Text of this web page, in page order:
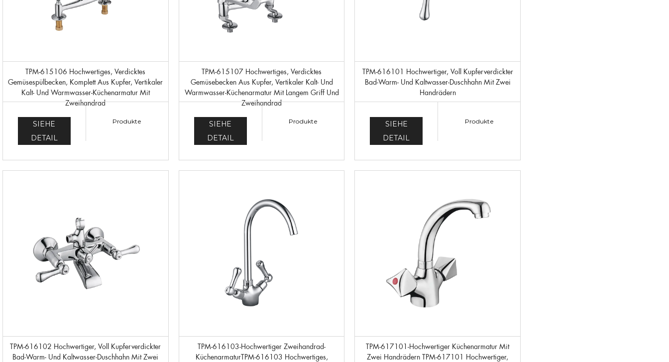
TPM-615106 Hochwertiges, Verdicktes
Gemüsespülbecken, Komplett Aus Kupfer, Vertikaler
Kalt- Und Warmwasser-Küchenarmatur Mit
Zweihandrad
SIEHE
DETAIL
Produkte
TPM-615107 Hochwertiges, Verdicktes
Gemüsebecken Aus Kupfer, Vertikaler Kalt- Und
Warmwasser-Küchenarmatur Mit Langem Griff Und
Zweihandrad
SIEHE
DETAIL
Produkte
TPM-616101 Hochwertiger, Voll Kupferverdickter
Bad-Warm- Und Kaltwasser-Duschhahn Mit Zwei
Handrädern
SIEHE
DETAIL
Produkte
TPM-616102 Hochwertiger, Voll Kupferverdickter
Bad-Warm- Und Kaltwasser-Duschhahn Mit Zwei
TPM-616103-Hochwertiger Zweihandrad-
KüchenarmaturTPM-616103 Hochwertiges,
TPM-617101-Hochwertiger Küchenarmatur Mit
Zwei Handrädern TPM-617101 Hochwertiger,